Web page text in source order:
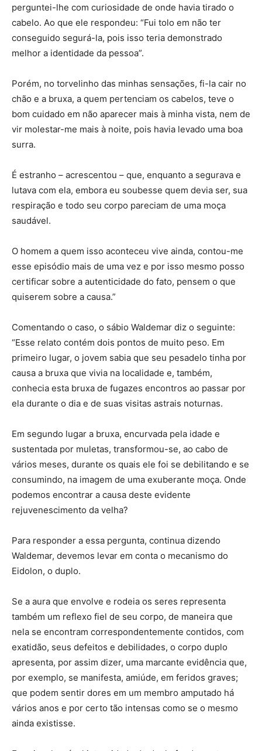
perguntei-lhe com curiosidade de onde havia tirado o
cabelo. Ao que ele respondeu: “Fui tolo em não ter
conseguido segurá-la, pois isso teria demonstrado
melhor a identidade da pessoa”.
Porém, no torvelinho das minhas sensações, fi-la cair no
chão e a bruxa, a quem pertenciam os cabelos, teve o
bom cuidado em não aparecer mais à minha vista, nem de
vir molestar-me mais à noite, pois havia levado uma boa
surra.
É estranho – acrescentou – que, enquanto a segurava e
lutava com ela, embora eu soubesse quem devia ser, sua
respiração e todo seu corpo pareciam de uma moça
saudável.
O homem a quem isso aconteceu vive ainda, contou-me
esse episódio mais de uma vez e por isso mesmo posso
certificar sobre a autenticidade do fato, pensem o que
quiserem sobre a causa.”
Comentando o caso, o sábio Waldemar diz o seguinte:
“Esse relato contém dois pontos de muito peso. Em
primeiro lugar, o jovem sabia que seu pesadelo tinha por
causa a bruxa que vivia na localidade e, também,
conhecia esta bruxa de fugazes encontros ao passar por
ela durante o dia e de suas visitas astrais noturnas.
Em segundo lugar a bruxa, encurvada pela idade e
sustentada por muletas, transformou-se, ao cabo de
vários meses, durante os quais ele foi se debilitando e se
consumindo, na imagem de uma exuberante moça. Onde
podemos encontrar a causa deste evidente
rejuvenescimento da velha?
Para responder a essa pergunta, continua dizendo
Waldemar, devemos levar em conta o mecanismo do
Eidolon, o duplo.
Se a aura que envolve e rodeia os seres representa
também um reflexo fiel de seu corpo, de maneira que
nela se encontram correspondentemente contidos, com
exatidão, seus defeitos e debilidades, o corpo duplo
apresenta, por assim dizer, uma marcante evidência que,
por exemplo, se manifesta, amiúde, em feridos graves;
que podem sentir dores em um membro amputado há
vários anos e por certo tão intensas como se o mesmo
ainda existisse.